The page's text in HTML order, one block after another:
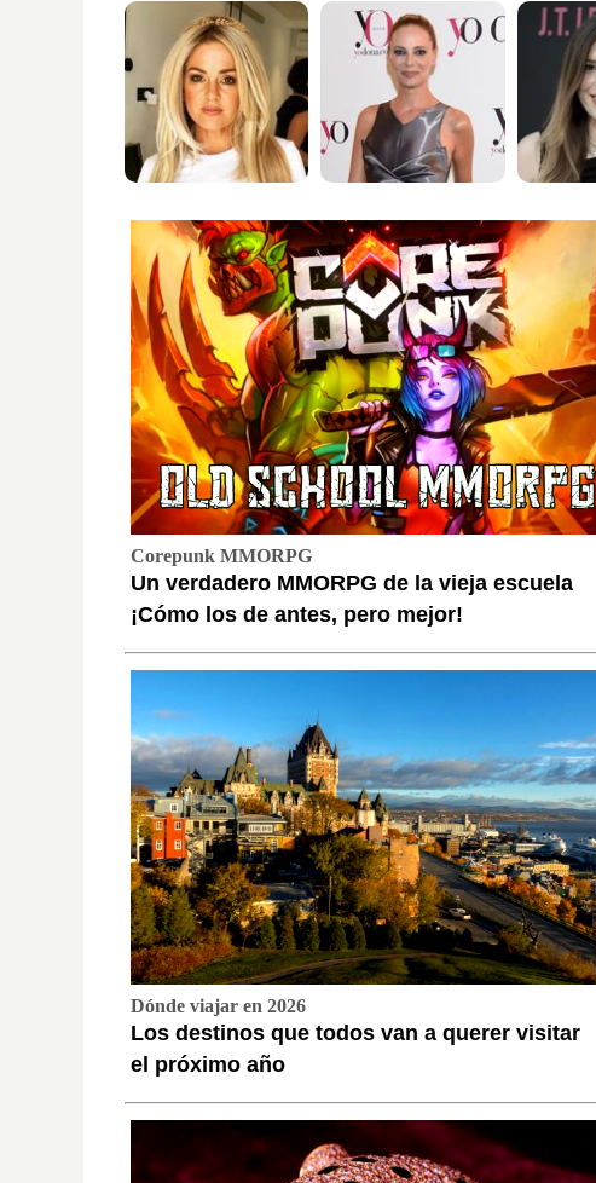
Corepunk MMORPG
Un verdadero MMORPG de la vieja escuela
¡Cómo los de antes, pero mejor!
Dónde viajar en 2026
Los destinos que todos van a querer visitar
el próximo año